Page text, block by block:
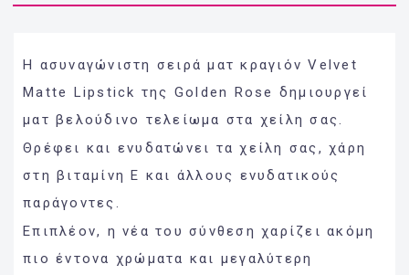
Η ασυναγώνιστη σειρά ματ κραγιόν Velvet
Matte Lipstick της Golden Rose δημιουργεί
ματ βελούδινο τελείωμα στα χείλη σας.
Θρέφει και ενυδατώνει τα χείλη σας, χάρη
στη βιταμίνη Ε και άλλους ενυδατικούς
παράγοντες.
Επιπλέον, η νέα του σύνθεση χαρίζει ακόμη
πιο έντονα χρώματα και μεγαλύτερη